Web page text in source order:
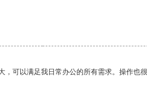
可以满足我日常办公的所有需求。操作也